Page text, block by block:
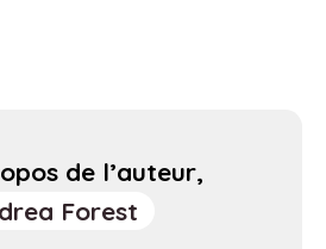
de l’auteur,
Forest